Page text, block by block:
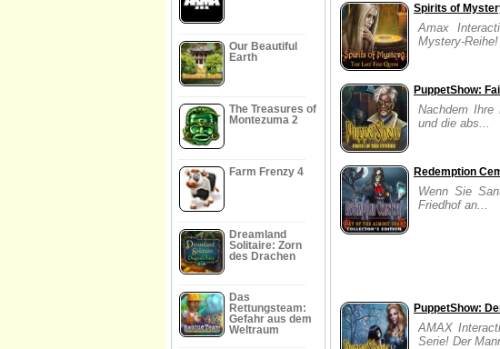
Our Beautiful
Earth
The Treasures of
Montezuma 2
Farm Frenzy 4
Dreamland
Solitaire: Zorn
des Drachen
Das
Rettungsteam:
Gefahr aus dem
Weltraum
Spirits of
Amax
Mystery-Reihe!
PuppetShow:
Nachdem Ihre
und die abs...
Redemption
Wenn Sie
Friedhof an...
PuppetShow:
AMAX
Serie! Der